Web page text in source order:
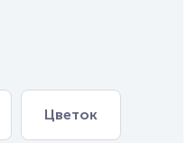
Цветок